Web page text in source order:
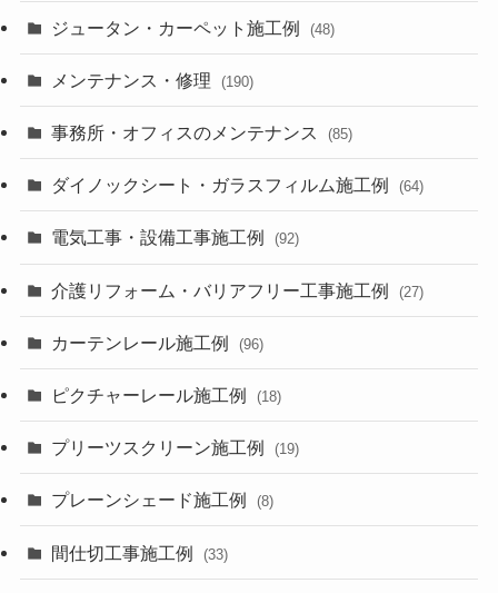
ジュータン・カーペット施工例 (48)
メンテナンス・修理 (190)
事務所・オフィスのメンテナンス (85)
ダイノックシート・ガラスフィルム施工例 (64)
電気工事・設備工事施工例 (92)
介護リフォーム・バリアフリー工事施工例 (27)
カーテンレール施工例 (96)
ピクチャーレール施工例 (18)
プリーツスクリーン施工例 (19)
プレーンシェード施工例 (8)
間仕切工事施工例 (33)